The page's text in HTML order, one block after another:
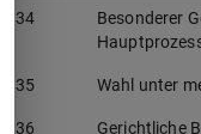
§ 34
Besonderer
§ 35 Wahl unter
§ 36 Gerichtliche